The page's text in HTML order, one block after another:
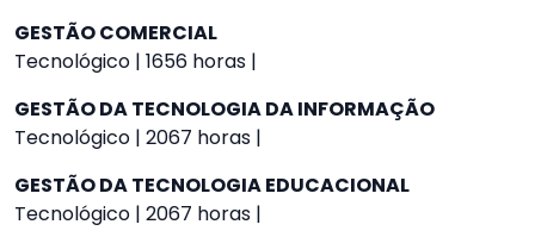
GESTÃO COMERCIAL
Tecnológico | 1656 horas |
GESTÃO DA TECNOLOGIA DA INFORMAÇÃO
Tecnológico | 2067 horas |
GESTÃO DA TECNOLOGIA EDUCACIONAL
Tecnológico | 2067 horas |